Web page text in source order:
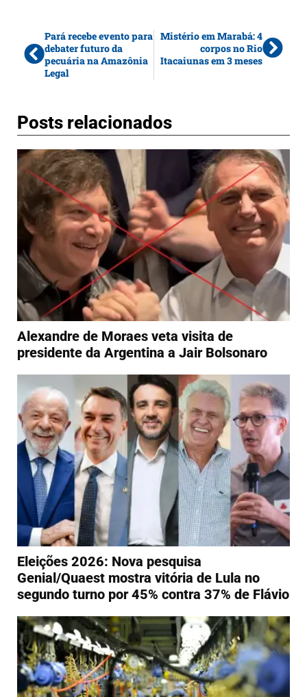
Pará recebe evento para
debater futuro da
pecuária na Amazônia
Legal
Mistério em Marabá: 4
corpos no Rio
Itacaiunas em 3 meses
Posts relacionados
Alexandre de Moraes veta visita de
presidente da Argentina a Jair Bolsonaro
Eleições 2026: Nova pesquisa
Genial/Quaest mostra vitória de Lula no
segundo turno por 45% contra 37% de Flávio